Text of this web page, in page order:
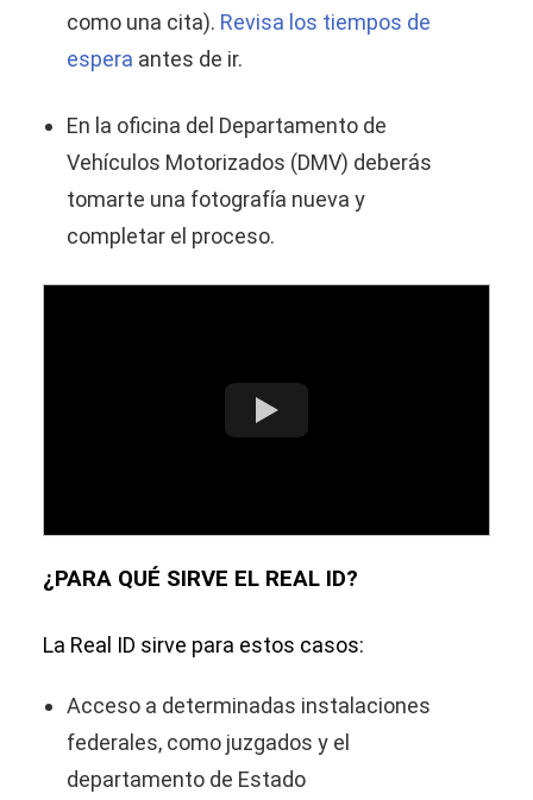
como una cita). Revisa los tiempos de
espera antes de ir.
En la oficina del Departamento de
Vehículos Motorizados (DMV) deberás
tomarte una fotografía nueva y
completar el proceso.
¿PARA QUÉ SIRVE EL REAL ID?
La Real ID sirve para estos casos:
Acceso a determinadas instalaciones
federales, como juzgados y el
departamento de Estado